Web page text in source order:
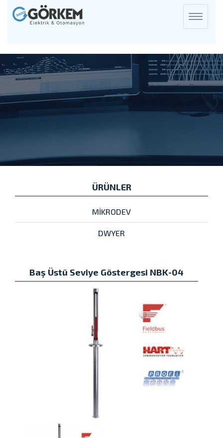
Toggle
ÜRÜNLER
MİKRODEV
DWYER
Baş Üstü Seviye Göstergesi NBK-04